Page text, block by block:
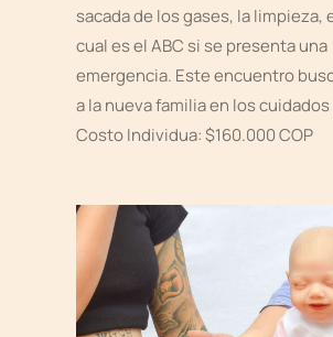
sacada de los gases, la limpieza,
cual es el ABC si se presenta una
emergencia. Este encuentro
a la nueva familia en los
Costo Individua: $160.000 COP